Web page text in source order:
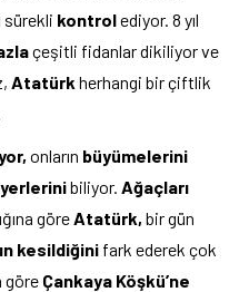
sürekli kontrolediyor. 8 yıl
çeşitli fidanlar dikiliyor ve
Atatürk herhangi bir çiftlik
onların büyümelerini
yerlerinibiliyor. Ağaçları
göreAtatürk, bir gün
kesildiğini fark ederek çok
göre Çankaya Köşkü’ne